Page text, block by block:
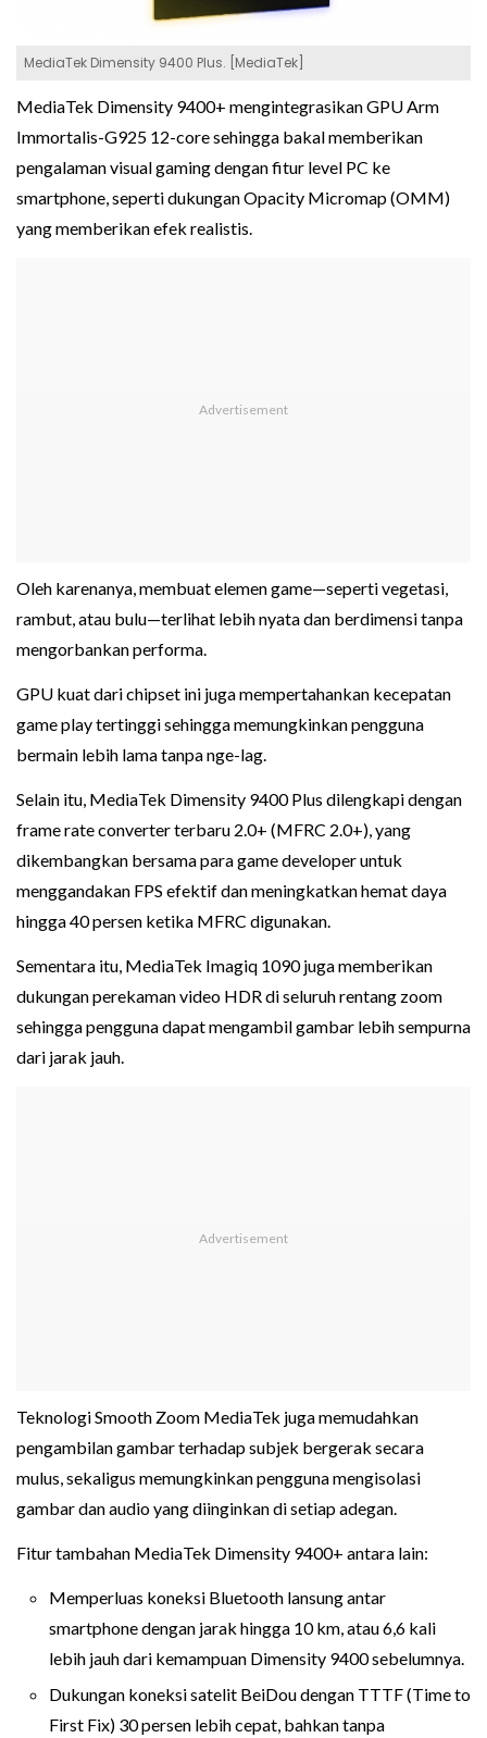
MediaTek Dimensity 9400 Plus. [MediaTek]
MediaTek Dimensity 9400+ mengintegrasikan GPU Arm
Immortalis-G925 12-core sehingga bakal memberikan
pengalaman visual gaming dengan fitur level PC ke
smartphone, seperti dukungan Opacity Micromap (OMM)
yang memberikan efek realistis.
Oleh karenanya, membuat elemen game—seperti vegetasi,
rambut, atau bulu—terlihat lebih nyata dan berdimensi tanpa
mengorbankan performa.
GPU kuat dari chipset ini juga mempertahankan kecepatan
game play tertinggi sehingga memungkinkan pengguna
bermain lebih lama tanpa nge-lag.
Selain itu, MediaTek Dimensity 9400 Plus dilengkapi dengan
frame rate converter terbaru 2.0+ (MFRC 2.0+), yang
dikembangkan bersama para game developer untuk
menggandakan FPS efektif dan meningkatkan hemat daya
hingga 40 persen ketika MFRC digunakan.
Sementara itu, MediaTek Imagiq 1090 juga memberikan
dukungan perekaman video HDR di seluruh rentang zoom
sehingga pengguna dapat mengambil gambar lebih sempurna
dari jarak jauh.
Teknologi Smooth Zoom MediaTek juga memudahkan
pengambilan gambar terhadap subjek bergerak secara
mulus, sekaligus memungkinkan pengguna mengisolasi
gambar dan audio yang diinginkan di setiap adegan.
Fitur tambahan MediaTek Dimensity 9400+ antara lain:
Memperluas koneksi Bluetooth lansung antar
smartphone dengan jarak hingga 10 km, atau 6,6 kali
lebih jauh dari kemampuan Dimensity 9400 sebelumnya.
Dukungan koneksi satelit BeiDou dengan TTTF (Time to
First Fix) 30 persen lebih cepat, bahkan tanpa